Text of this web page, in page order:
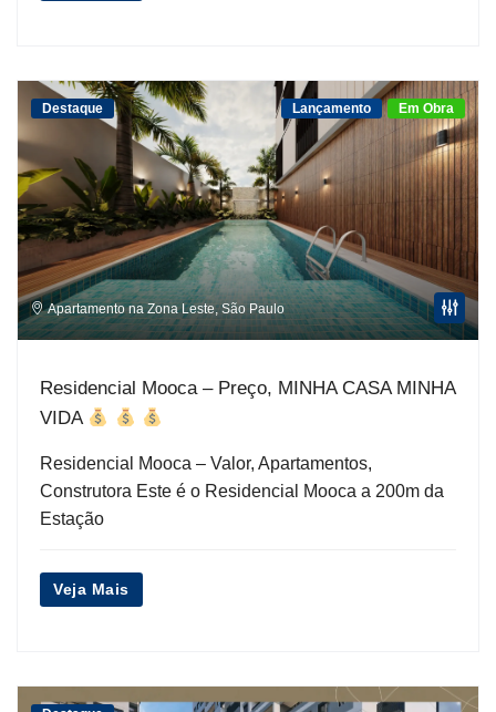
Destaque Lançamento Em Obra
Apartamento na Zona Leste,São Paulo
Residencial Mooca – Preço, MINHA CASA MINHA
VIDA
Residencial Mooca – Valor, Apartamentos,
Construtora Este é o Residencial Mooca a 200m da
Estação
Veja Mais